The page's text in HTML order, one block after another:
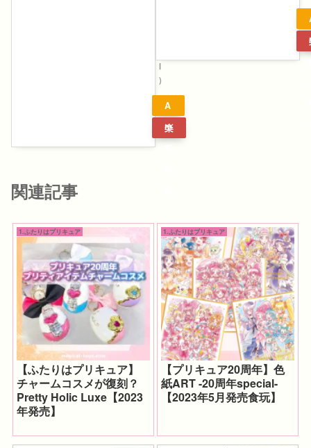
I
)
A
m
楽
関連記事
1.ふたりはプリキュア
【ふたりはプリキュア】
チャームコスメが復刻？
Pretty Holic Luxe【2023
年発売】
1.ふたりはプリキュア
【プリキュア20周年】色
紙ART -20周年special-
【2023年5月発売食玩】